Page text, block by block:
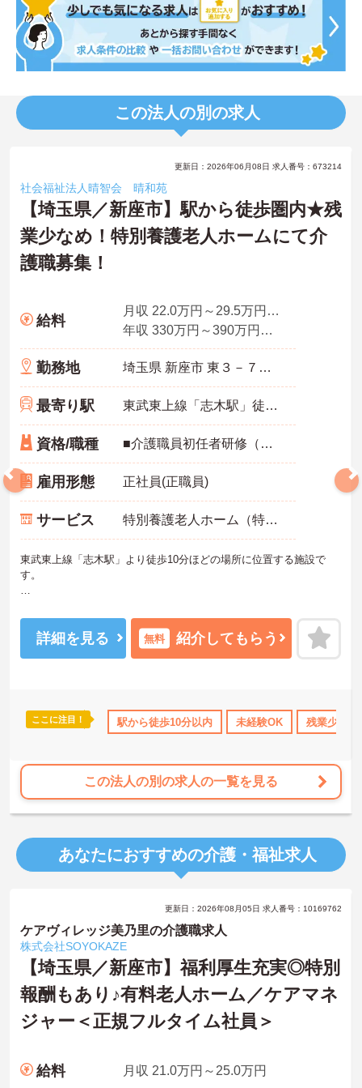
この法人の別の求人
休･介護休暇取得実績あり 交通費支給
更新日：2026年06月08日 求人番号：673214
社会福祉法人晴智会 晴和苑
【埼玉県／新座市】駅から徒歩圏内★残
業少なめ！特別養護老人ホームにて介
護職募集！
給料
月収 22.0万円～29.5万円程度（諸手当込み）
年収 330万円～390万円程度（諸手当込み）
勤務地 埼玉県 新座市 東３－７－２６
最寄り駅 東武東上線「志木駅」徒歩10分
資格/職種 ■介護職員初任者研修（ヘルパー2級）以上
雇用形態 正社員(正職員)
サービス 特別養護老人ホーム（特養）
東武東上線「志木駅」より徒歩10分ほどの場所に位置する施設で
す。
時間もしっかり確保できますよ♪
ご興味のある方には詳細をお話しますので、お気軽にお問い合わせ
詳細を見る 無料 紹介してもらう
ここに注目！ 駅から徒歩10分以内 未経験OK 残業少なめ
この法人の別の求人の一覧を見る
あなたにおすすめの介護・福祉求人
更新日：2026年08月05日 求人番号：10169762
ケアヴィレッジ美乃里の介護職求人
株式会社SOYOKAZE
【埼玉県／新座市】福利厚生充実◎特別
報酬もあり♪有料老人ホーム／ケアマネ
ジャー＜正規フルタイム社員＞
給料 月収 21.0万円～25.0万円